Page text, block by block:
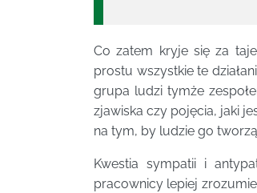
Co zatem kryje się za
prostu wszystkie te
grupa ludzi tymże
zjawiska czy pojęcia, jaki
na tym, by ludzie go
Kwestia sympatii i
pracownicy lepiej